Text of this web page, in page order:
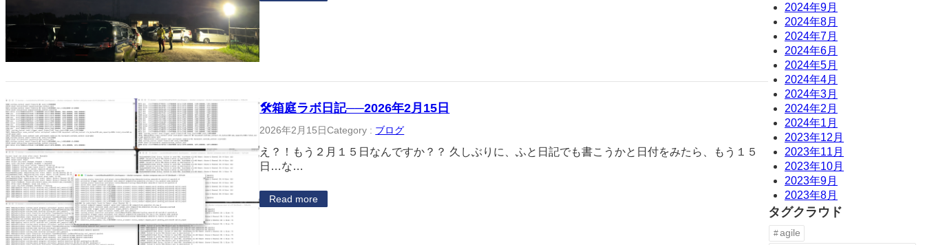
🛠箱庭ラボ日記──2026年2月15日
2026年2月15日Category : ブログ
え？！もう２月１５日なんですか？？ 久しぶりに、ふと日記でも書こうかと日付をみたら、もう１５
日…な…
Read more
2024年9月
2024年8月
2024年7月
2024年6月
2024年5月
2024年4月
2024年3月
2024年2月
2024年1月
2023年12月
2023年11月
2023年10月
2023年9月
2023年8月
タグクラウド
agile